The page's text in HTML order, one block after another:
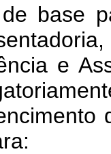
base
e